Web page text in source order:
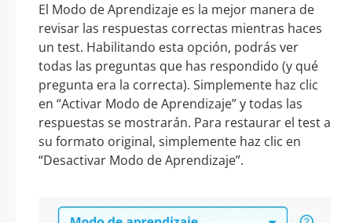
El Modo de Aprendizaje es la mejor manera de
revisar las respuestas correctas mientras haces
un test. Habilitando esta opción, podrás ver
todas las preguntas que has respondido (y qué
pregunta era la correcta). Simplemente haz clic
en “Activar Modo de Aprendizaje” y todas las
respuestas se mostrarán. Para restaurar el test a
su formato original, simplemente haz clic en
“Desactivar Modo de Aprendizaje”.